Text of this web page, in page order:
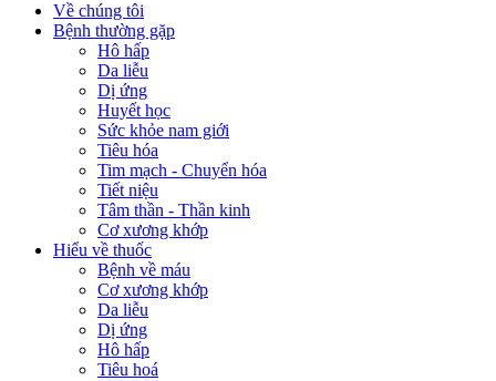
Về chúng tôi
Bệnh thường gặp
Hô hấp
Da liễu
Dị ứng
Huyết học
Sức khỏe nam giới
Tiêu hóa
Tim mạch - Chuyển hóa
Tiết niệu
Tâm thần - Thần kinh
Cơ xương khớp
Hiểu về thuốc
Bệnh về máu
Cơ xương khớp
Da liễu
Dị ứng
Hô hấp
Tiêu hoá